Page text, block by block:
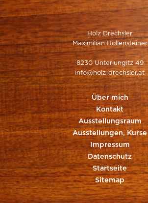
Holz Drechsler
Maximilian Hollensteiner
8230 Unterlungitz 49
info@holz-drechsler.at
Über mich
Kontakt
Ausstellungsraum
Ausstellungen, Kurse
Impressum
Datenschutz
Startseite
Sitemap